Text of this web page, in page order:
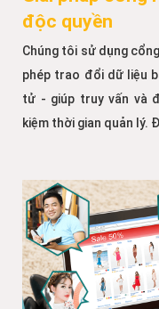
độc quyền
Chúng tôi sử dụng
phép trao đổi dữ liệu
tử - giúp truy vấn và
kiệm thời gian quản lý.